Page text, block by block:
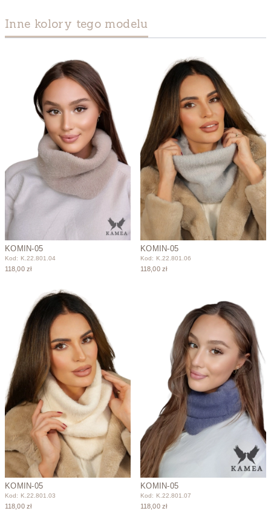
Inne kolory tego modelu
KOMIN-05
Kod: K.22.801.04
118,00 zł
KOMIN-05
Kod: K.22.801.06
118,00 zł
KOMIN-05
Kod: K.22.801.03
118,00 zł
KOMIN-05
Kod: K.22.801.07
118,00 zł